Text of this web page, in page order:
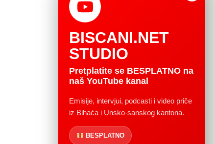
BISCANI.NET
STUDIO
Pretplatite se BESPLATNO na
naš YouTube kanal
Emisije, intervjui, podcasti i video priče
iz Bihaća i Unsko-sanskog kantona.
BESPLATNO